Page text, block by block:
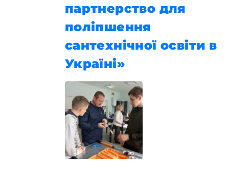
партнерство для
поліпшення
сантехнічної освіти в
Україні»